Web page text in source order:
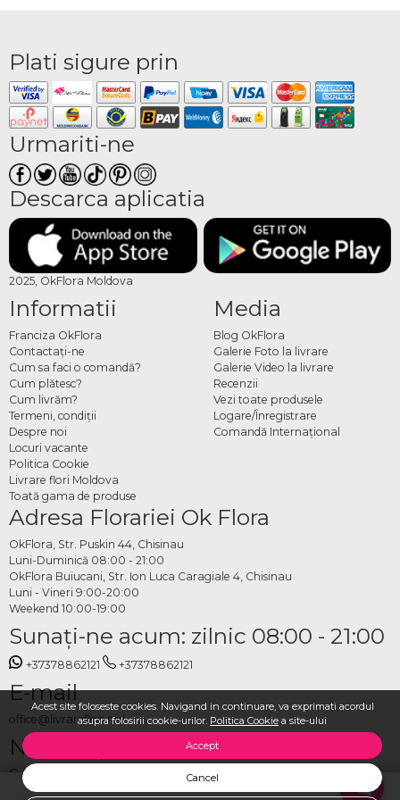
Acest site foloseste cookies. Navigand in continuare, va exprimati acordul
asupra folosirii cookie-urilor. Politica Cookie a site-ului
Accept
Cancel
Plati sigure prin
Urmariti-ne
Descarca aplicatia
2025, OkFlora Moldova
Informatii
Franciza OkFlora
Contactaţi-ne
Cum sa faci o comandă?
Cum plătesc?
Cum livrăm?
Termeni, condiţii
Despre noi
Locuri vacante
Politica Cookie
Livrare flori Moldova
Toată gama de produse
Media
Blog OkFlora
Galerie Foto la livrare
Galerie Video la livrare
Recenzii
Vezi toate produsele
Logare/Înregistrare
Comandă Internațional
Adresa Florariei Ok Flora
OkFlora, Str. Puskin 44, Chisinau
Luni-Duminică 08:00 - 21:00
OkFlora Buiucani, Str. Ion Luca Caragiale 4, Chisinau
Luni - Vineri 9:00-20:00
Weekend 10:00-19:00
Sunaţi-ne acum: zilnic 08:00 - 21:00
+37378862121 +37378862121
E-mail
office@livrareflori.md
Ne puteți contacta:
whatsapp